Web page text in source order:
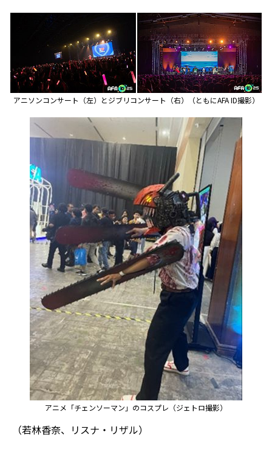
アニソンコンサート（左）とジブリコンサート（右）（ともにAFA ID撮影）
アニメ「チェンソーマン」のコスプレ（ジェトロ撮影）
（若林香奈、リスナ・リザル）